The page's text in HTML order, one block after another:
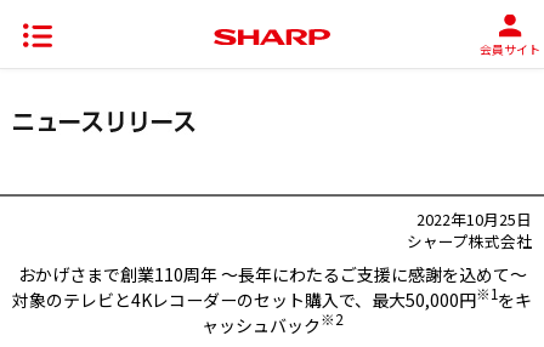
会員サイト
2022年10月25日
シャープ株式会社
おかげさまで創業110周年 ～長年にわたるご支援に感謝を込めて～
対象のテレビと4Kレコーダーのセット購入で、最大50,000円※1をキ
ャッシュバック※2